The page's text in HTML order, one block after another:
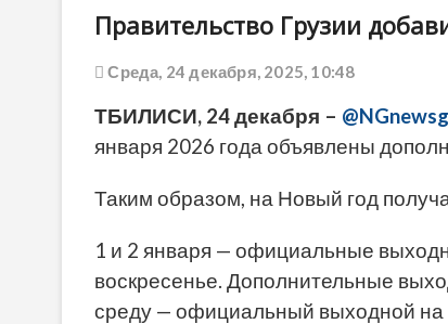
Правительство Грузии
Среда, 24 декабря, 2025, 10:48
ТБИЛИСИ, 24 декабря –
января 2026 года объявлены
Таким образом, на Новый год
1 и 2 января — официальные
воскресенье. Дополнительные
среду — официальный выходной на